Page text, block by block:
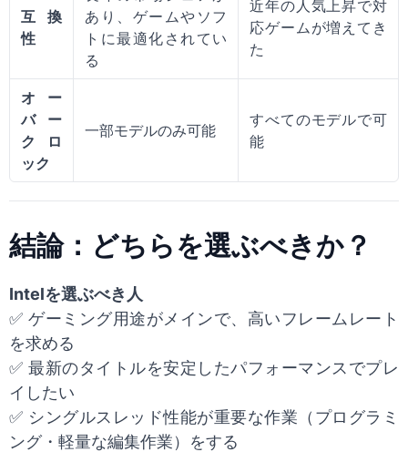
互換
性
あり、ゲームやソフ
トに最適化されてい
る
近年の人気上昇で対
応ゲームが増えてき
た
オー
バー
クロ
ック
一部モデルのみ可能
すべてのモデルで可
能
結論：どちらを選ぶべきか？
Intelを選ぶべき人
✅ ゲーミング用途がメインで、高いフレームレート
を求める
✅ 最新のタイトルを安定したパフォーマンスでプレ
イしたい
✅ シングルスレッド性能が重要な作業（プログラミ
ング・軽量な編集作業）をする